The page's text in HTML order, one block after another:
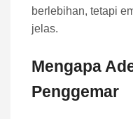
berlebihan, tetapi
jelas.
Mengapa
Penggemar